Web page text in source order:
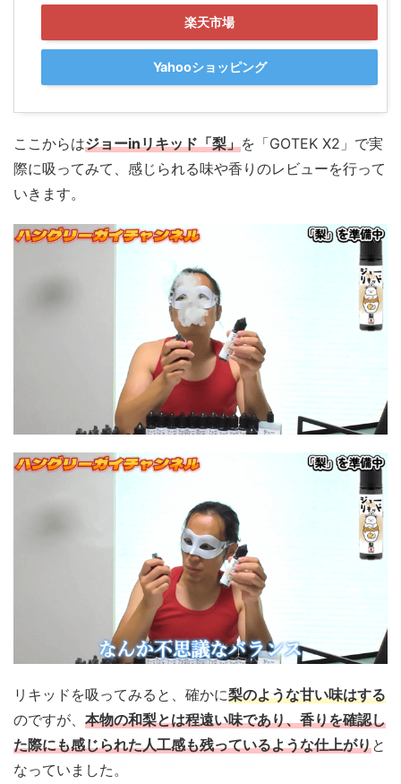
楽天市場
Yahooショッピング
ここからはジョーinリキッド「梨」を「GOTEK X2」で実
際に吸ってみて、感じられる味や香りのレビューを行って
いきます。
リキッドを吸ってみると、確かに梨のような甘い味はする
のですが、 本物の和梨とは程遠い味であり、香りを確認し
た際にも感じられた人工感も残っているような仕上がりと
なっていました。